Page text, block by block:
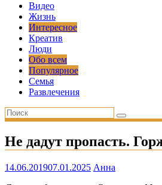
Видео
Жизнь
Интересное
Креатив
Люди
Обо всем
Популярное
Семья
Развлечения
Не дадут пропасть.
14.06.201907.01.2025 Анна